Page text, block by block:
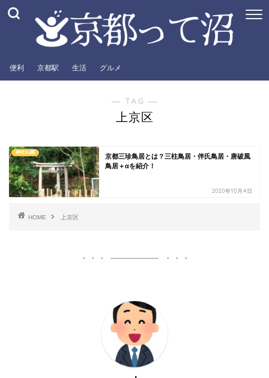
便利 京都駅 生活 グルメ
― TAG ―
上京区
神社仏閣
京都三珍鳥居とは？三柱鳥居・伴氏鳥居・唐破風
鳥居＋αを紹介！
2020年10月4日
HOME 上京区